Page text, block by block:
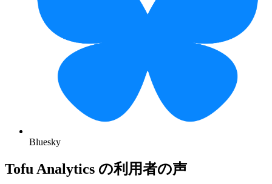
Bluesky
Tofu Analytics の利用者の声